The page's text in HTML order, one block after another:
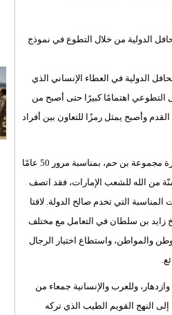
الدولية من خلال التطوع في نموذج
الدولية في العطاء الإنساني الذي
التطوعي اهتمامًا كبيرًا حتى أصبح من
وأصبح يمثل رمزًا للتعاون بين أفراد
وقال الشيخ مسلم بن سالم بن حم العامري عضو المجلس الاستشاري الوطني لإمارة أبوظبي، رئيس مجلس إدارة مجموعة بن حم، بمناسبة مرور 50 عامًا
الحكم في أبوظبي في 6 آب/ أغسطس 1966 كان الشيخ زايد منّة من الله للشعب الإمارات، فقد اتصف
التي تخدم صالح الدولة. لافتا
زايد بن سلطان في التعامل مع مختلف
والمواطن، واستطاع اختيار الرجال
وللعرب والإنسانية جمعاء من
النهج القويم الطيب الذي تركه